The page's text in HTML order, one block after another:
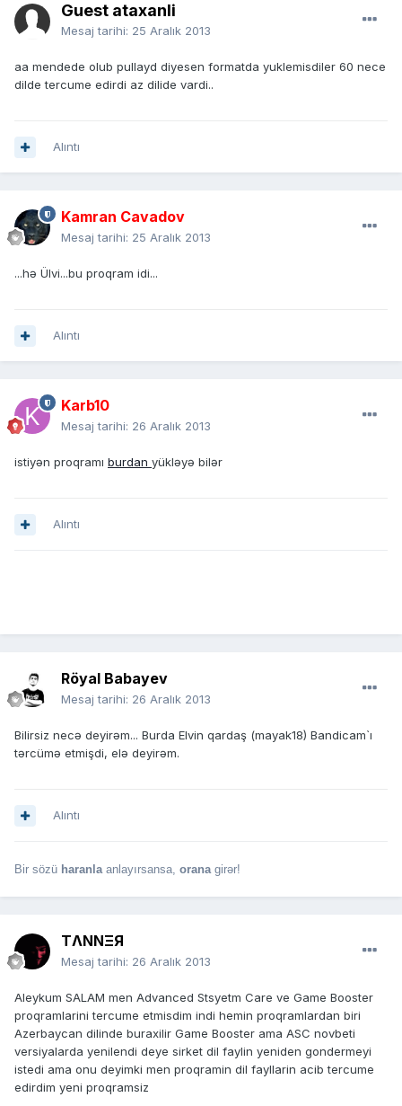
Guest ataxanli
Mesaj tarihi: 25 Aralık 2013
aa mendede olub pullayd diyesen formatda yuklemisdiler 60 nece
dilde tercume edirdi az dilide vardi..
Alıntı
Kamran Cavadov
Mesaj tarihi: 25 Aralık 2013
...hə Ülvi...bu proqram idi...
Alıntı
Karb10
Mesaj tarihi: 26 Aralık 2013
istiyən proqramı burdan yükləyə bilər
Alıntı
Röyal Babayev
Mesaj tarihi: 26 Aralık 2013
Bilirsiz necə deyirəm... Burda Elvin qardaş (mayak18) Bandicam`ı
tərcümə etmişdi, elə deyirəm.
Alıntı
Bir sözü haranla anlayırsansa, orana girər!
TΛNNΞЯ
Mesaj tarihi: 26 Aralık 2013
Aleykum SALAM men Advanced Stsyetm Care ve Game Booster
proqramlarini tercume etmisdim indi hemin proqramlardan biri
Azerbaycan dilinde buraxilir Game Booster ama ASC novbeti
versiyalarda yenilendi deye sirket dil faylin yeniden gondermeyi
istedi ama onu deyimki men proqramin dil fayllarin acib tercume
edirdim yeni proqramsiz